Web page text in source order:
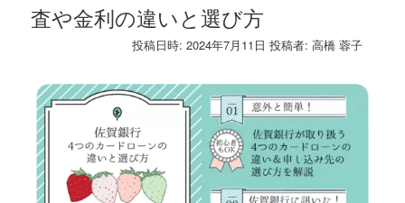
査や金利の違いと選び方
投稿日時:2024年7月11日 投稿者:高橋 蓉子